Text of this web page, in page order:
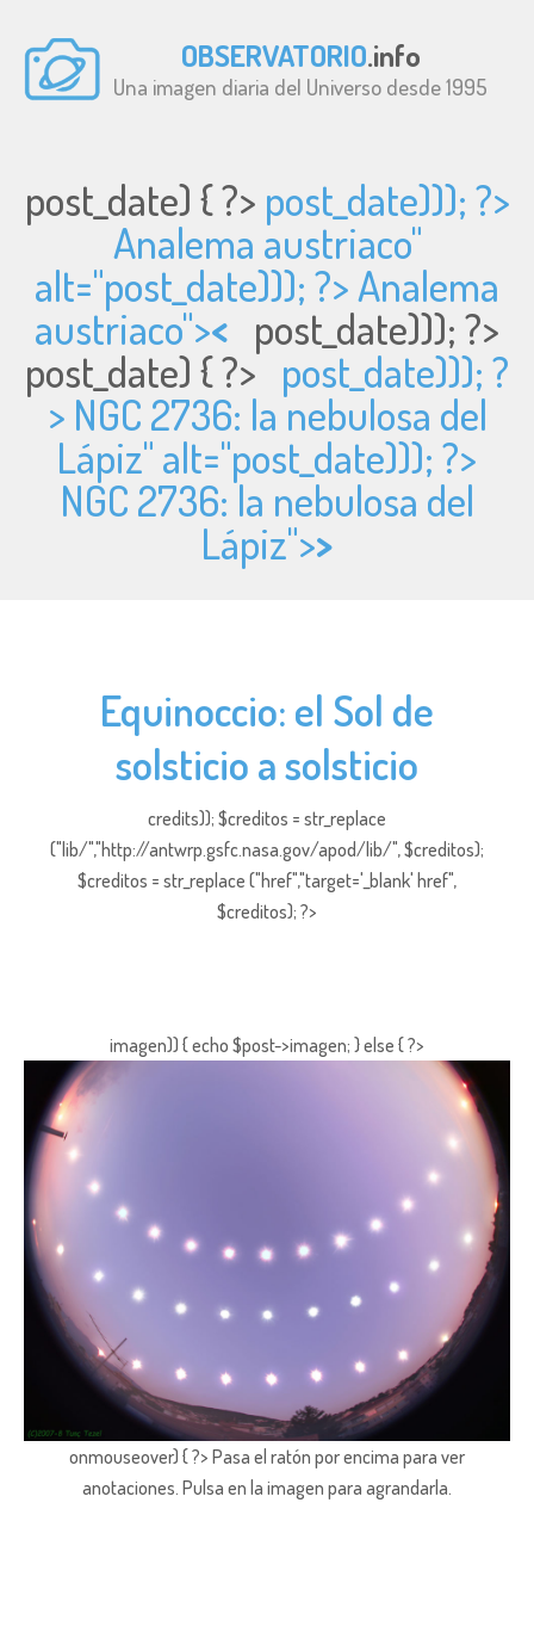
OBSERVATORIO.info
Una imagen diaria del Universo desde 1995
post_date) { ?> post_date))); ?>
Analema austriaco"
alt="post_date))); ?> Analema
austriaco">< post_date))); ?>
post_date) { ?> post_date))); ?
> NGC 2736: la nebulosa del
Lápiz" alt="post_date))); ?>
NGC 2736: la nebulosa del
Lápiz">>
Equinoccio: el Sol de
solsticio a solsticio
credits)); $creditos = str_replace
("lib/","http://antwrp.gsfc.nasa.gov/apod/lib/", $creditos);
$creditos = str_replace ("href","target='_blank' href",
$creditos); ?>
imagen)) { echo $post->imagen; } else { ?>
onmouseover) { ?> Pasa el ratón por encima para ver
anotaciones. Pulsa en la imagen para agrandarla.